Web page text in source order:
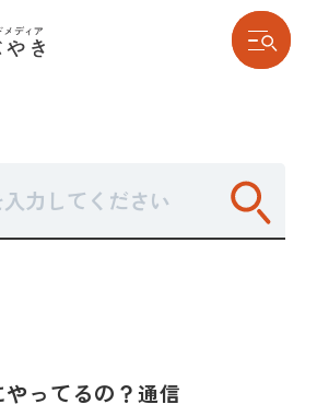
ってるの？通信